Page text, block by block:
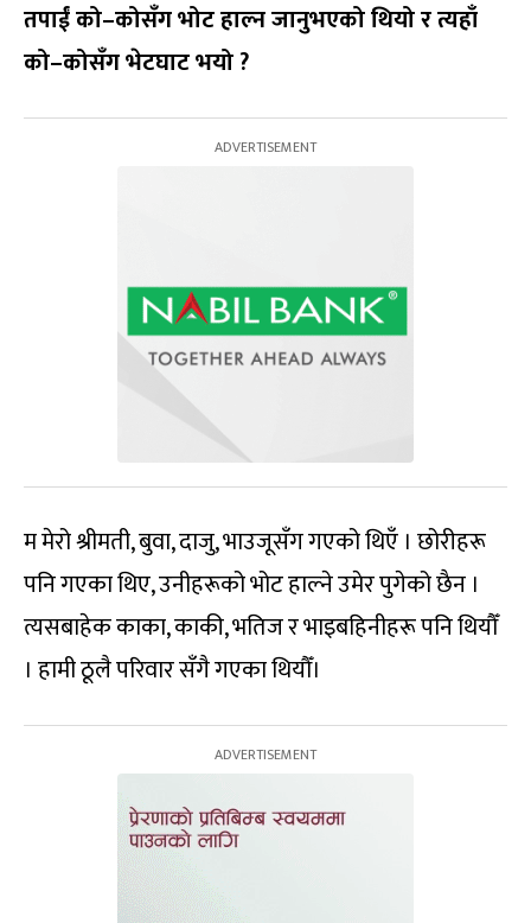
तपाईं को–कोसँग भोट हाल्न जानुभएको थियो र त्यहाँ
को–कोसँग भेटघाट भयो?
म मेरो श्रीमती, बुवा, दाजु, भाउजूसँग गएको थिएँ । छोरीहरू
पनि गएका थिए, उनीहरूको भोट हाल्ने उमेर पुगेको छैन ।
त्यसबाहेक काका, काकी, भतिज र भाइबहिनीहरू पनि थियौँ
। हामी ठूलै परिवार सँगै गएका थियौँ।